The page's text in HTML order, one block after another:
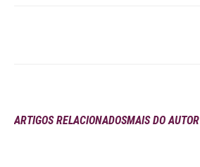
ARTIGOS RELACIONADOSMAIS DO AUTOR